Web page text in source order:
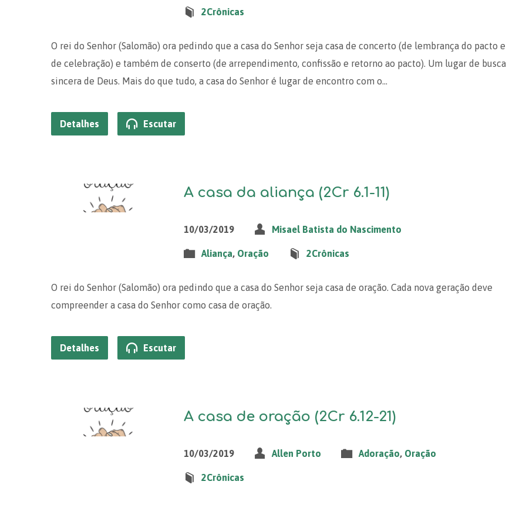
2Crônicas
O rei do Senhor (Salomão) ora pedindo que a casa do Senhor seja casa de concerto (de lembrança do pacto e
de celebração) e também de conserto (de arrependimento, confissão e retorno ao pacto). Um lugar de busca
sincera de Deus. Mais do que tudo, a casa do Senhor é lugar de encontro com o…
Detalhes Escutar
A casa da aliança (2Cr 6.1-11)
10/03/2019 Misael Batista do Nascimento
Aliança, Oração 2Crônicas
O rei do Senhor (Salomão) ora pedindo que a casa do Senhor seja casa de oração. Cada nova geração deve
compreender a casa do Senhor como casa de oração.
Detalhes Escutar
A casa de oração (2Cr 6.12-21)
10/03/2019 Allen Porto Adoração, Oração
2Crônicas